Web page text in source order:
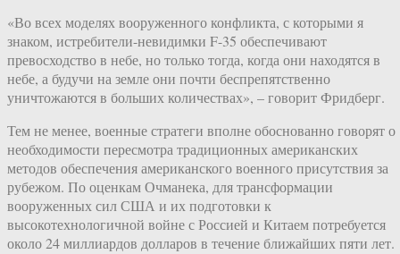
«Во всех моделях вооруженного конфликта, с которыми я
знаком, истребители-невидимки F-35 обеспечивают
превосходство в небе, но только тогда, когда они находятся в
небе, а будучи на земле они почти беспрепятственно
уничтожаются в больших количествах», – говорит Фридберг.
Тем не менее, военные стратеги вполне обоснованно говорят о
необходимости пересмотра традиционных американских
методов обеспечения американского военного присутствия за
рубежом. По оценкам Очманека, для трансформации
вооруженных сил США и их подготовки к
высокотехнологичной войне с Россией и Китаем потребуется
около 24 миллиардов долларов в течение ближайших пяти лет.